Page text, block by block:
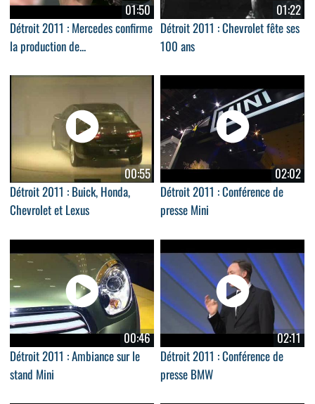
01:50
Détroit 2011 : Mercedes confirme
la production de...
01:22
Détroit 2011 : Chevrolet fête ses
100 ans
00:55
Détroit 2011 : Buick, Honda,
Chevrolet et Lexus
02:02
Détroit 2011 : Conférence de
presse Mini
00:46
Détroit 2011 : Ambiance sur le
stand Mini
02:11
Détroit 2011 : Conférence de
presse BMW